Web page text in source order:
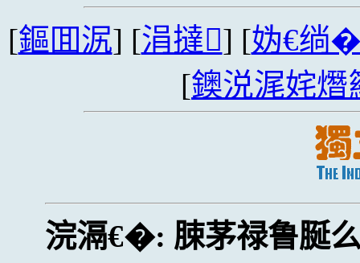
[鏂囬泦] [涓撻] [妫€绱
[鐭涚浘姹熸
浣滆€�: 脨茅禄鲁脠